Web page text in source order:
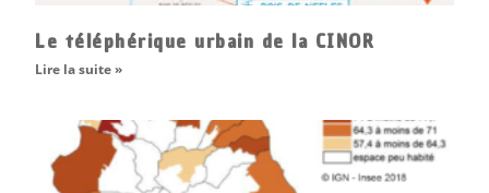
Le téléphérique urbain de la CINOR
Lire la suite »